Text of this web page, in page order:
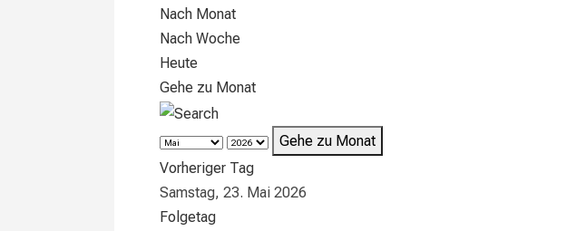
Nach Monat
Nach Woche
Heute
Gehe zu Monat
Gehe zu Monat
Vorheriger Tag
Samstag, 23. Mai 2026
Folgetag